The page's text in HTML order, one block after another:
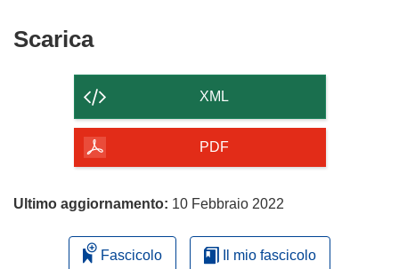
ScaricaScarica
contenuto
della
pagina
XML
PDF
Ultimo aggiornamento: 10 Febbraio 2022
Fascicolo Il mio fascicolo